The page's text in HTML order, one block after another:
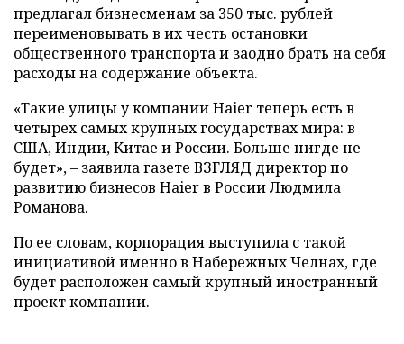
предлагал бизнесменам за 350 тыс. рублей
переименовывать в их честь остановки
общественного транспорта и заодно брать на себя
расходы на содержание объекта.
«Такие улицы у компании Haier теперь есть в
четырех самых крупных государствах мира: в
США, Индии, Китае и России. Больше нигде не
будет», – заявила газете ВЗГЛЯД директор по
развитию бизнесов Haier в России Людмила
Романова.
По ее словам, корпорация выступила с такой
инициативой именно в Набережных Челнах, где
будет расположен самый крупный иностранный
проект компании.